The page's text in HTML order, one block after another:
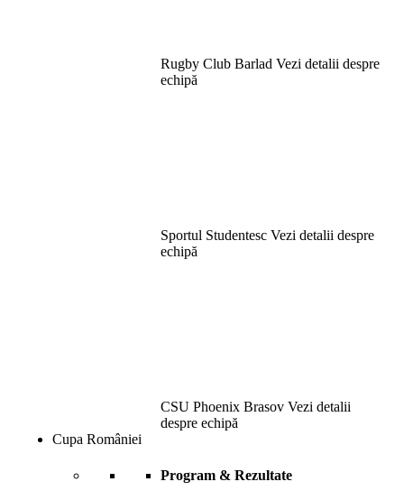
Rugby Club Barlad Vezi detalii despre
echipă
Sportul Studentesc Vezi detalii despre
echipă
CSU Phoenix Brasov Vezi detalii
despre echipă
Cupa României
Program & Rezultate